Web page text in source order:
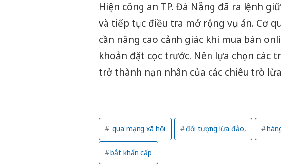
Hiện công an TP. Đà Nẵng đã ra lệnh
và tiếp tục điều tra mở rộng vụ án. Cơ
cần nâng cao cảnh giác khi mua bán
khoản đặt cọc trước. Nên lựa chọn các
trở thành nạn nhân của các chiêu trò
qua mạng xã hội đối tượng lừa đảo,
bắt khẩn cấp